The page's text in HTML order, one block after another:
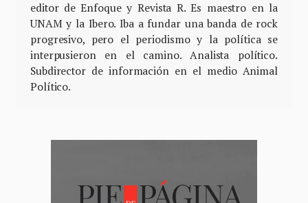
editor de Enfoque y Revista R. Es maestro en la
UNAM y la Ibero. Iba a fundar una banda de rock
progresivo, pero el periodismo y la política se
interpusieron en el camino. Analista político.
Subdirector de información en el medio Animal
Político.